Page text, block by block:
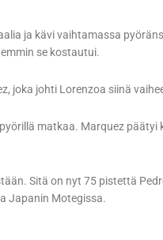
ja kävi vaihtamassa
se kostautui.
joka johti Lorenzoa siinä
matkaa. Marquez päätyi
Sitä on nyt 75 pistettä
Japanin Motegissa.